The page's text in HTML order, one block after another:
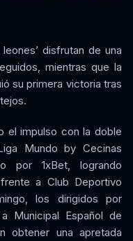
disfrutan de una
mientras que la
su primera victoria tras
el impulso con la doble
Mundo by Cecinas
por 1xBet, logrando
a Club Deportivo
los dirigidos por
Municipal Español de
obtener una apretada